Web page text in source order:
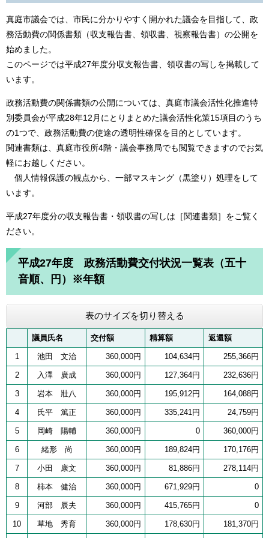
真庭市議会では、市民に分かりやすく開かれた議会を目指して、政
務活動費の関係書類（収支報告書、領収書、視察報告書）の公開を
始めました。
このページでは平成27年度分収支報告書、領収書の写しを掲載して
います。
政務活動費の関係書類の公開については、真庭市議会活性化推進特
別委員会が平成28年12月にとりまとめた議会活性化策15項目のうち
の1つで、政務活動費の使途の透明性確保を目的としています。
関連書類は、真庭市役所4階・議会事務局でも閲覧できますのでお気
軽にお越しください。
個人情報保護の観点から、一部マスキング（黒塗り）処理をして
います。
平成27年度分の収支報告書・領収書の写しは［関連書類］をご覧く
ださい。
平成27年度 政務活動費交付状況一覧表（五十
音順、円）※年額
表のサイズを切り替える
議員氏名 交付額 精算額 返還額
1 池田 文治 360,000円 104,634円 255,366円
2 入澤 廣成 360,000円 127,364円 232,636円
3 岩本 壯八 360,000円 195,912円 164,088円
4 氏平 篤正 360,000円 335,241円 24,759円
5 岡崎 陽輔 360,000円 0 360,000円
6 緒形 尚 360,000円 189,824円 170,176円
7 小田 康文 360,000円 81,886円 278,114円
8 柿本 健治 360,000円 671,929円 0
9 河部 辰夫 360,000円 415,765円 0
10 草地 秀育 360,000円 178,630円 181,370円